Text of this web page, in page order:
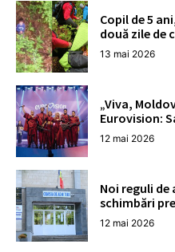
Copil de 5
două zile de
13 mai 2026
„Viva,
Eurovision:
12 mai 2026
Noi reguli de
schimbări
12 mai 2026